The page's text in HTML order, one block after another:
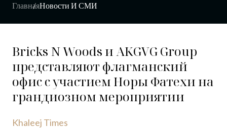
ГлавнаяНовости И СМИ
Bricks N Woods и AKGVG Group
представляют флагманский
офис с участием Норы Фатехи на
грандиозном мероприятии
Khaleej Times